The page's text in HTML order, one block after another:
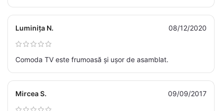
Luminița N. 08/12/2020
Comoda TV este frumoasă și ușor de asamblat.
Mircea S. 09/09/2017